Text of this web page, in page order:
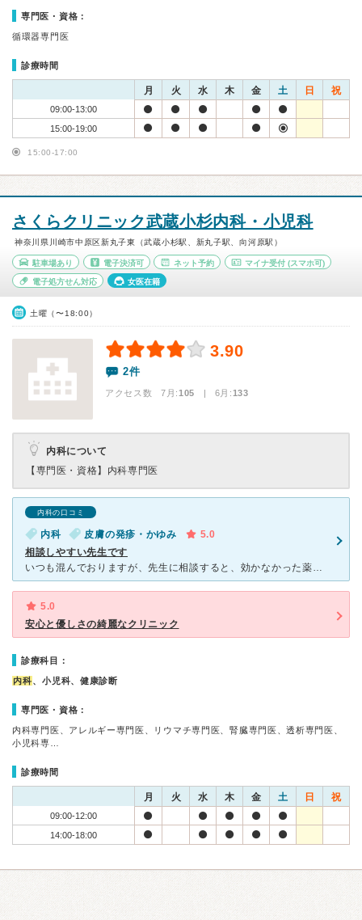
専門医・資格：
循環器専門医
診療時間
月 火 水 木 金 土 日 祝
09:00-13:00
15:00-19:00
15:00-17:00
さくらクリニック武蔵小杉内科・小児科
神奈川県川崎市中原区新丸子東（武蔵小杉駅、新丸子駅、向河原駅）
駐車場あり 電子決済可 ネット予約 マイナ受付 (スマホ可)
電子処方せん対応 女医在籍
土曜（〜18:00）
3.90
2件
アクセス数 7月:105 | 6月:133
内科について
【専門医・資格】 内科専門医
内科の口コミ
内科 皮膚の発疹・かゆみ
5.0
相談しやすい先生です
いつも混んでおりますが、先生に相談すると、効かなかった薬から新薬へと相談に乗ってくれる優しい先生です。 長いお付き合いになる病院ですが、信頼できる病院です。 間違えて小児科でネット予約をしてしまっ
5.0
安心と優しさの綺麗なクリニック
診療科目：
内科、小児科、健康診断
専門医・資格：
内科専門医、アレルギー専門医、リウマチ専門医、腎臓専門医、透析専門医、
小児科専…
診療時間
月 火 水 木 金 土 日 祝
09:00-12:00
14:00-18:00